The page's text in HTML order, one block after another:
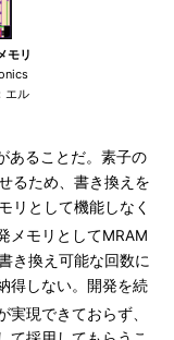
モリ
エル
あることだ。素子の
るため、書き換えを
リとして機能しなく
メモリとしてMRAM
き換え可能な回数に
得しない。開発を続
実現できておらず、